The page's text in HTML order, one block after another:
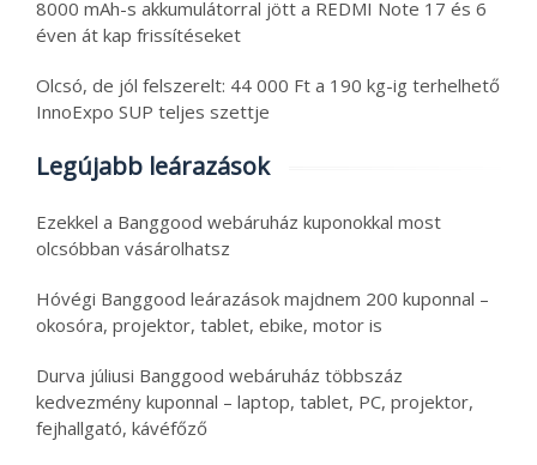
8000 mAh-s akkumulátorral jött a REDMI Note 17 és 6
éven át kap frissítéseket
Olcsó, de jól felszerelt: 44 000 Ft a 190 kg-ig terhelhető
InnoExpo SUP teljes szettje
Legújabb leárazások
Ezekkel a Banggood webáruház kuponokkal most
olcsóbban vásárolhatsz
Hóvégi Banggood leárazások majdnem 200 kuponnal –
okosóra, projektor, tablet, ebike, motor is
Durva júliusi Banggood webáruház többszáz
kedvezmény kuponnal – laptop, tablet, PC, projektor,
fejhallgató, kávéfőző